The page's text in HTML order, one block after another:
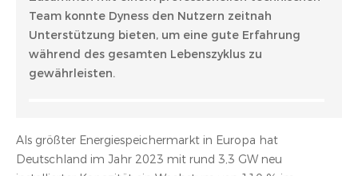
Team konnte Dyness den Nutzern zeitnah
Unterstützung bieten, um eine gute Erfahrung
während des gesamten Lebenszyklus zu
gewährleisten.
Als größter Energiespeichermarkt in Europa hat
Deutschland im Jahr 2023 mit rund 3,3 GW neu